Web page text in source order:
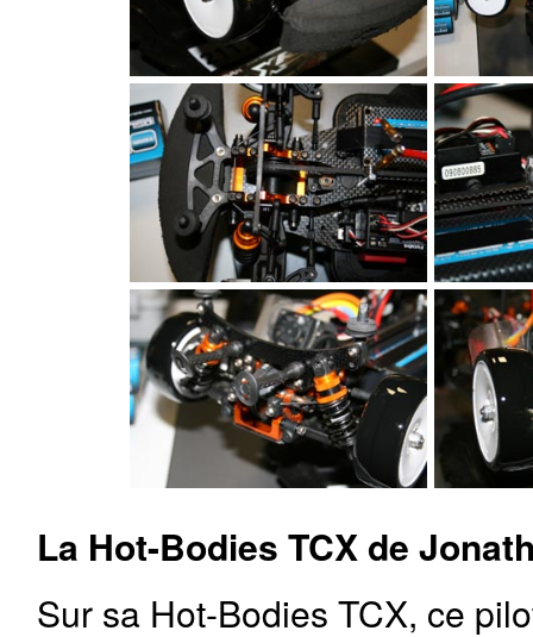
La Hot-Bodies TCX de
Sur sa Hot-Bodies TCX, ce